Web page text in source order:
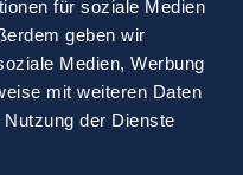
für soziale Medien
geben wir
Medien, Werbung
mit weiteren Daten
der Dienste